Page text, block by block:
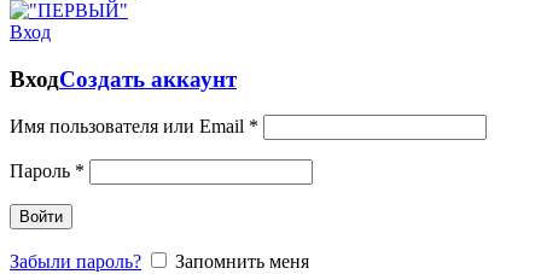
Вход
ВходСоздать аккаунт
Имя пользователя или Email *
Пароль *
Войти
Забыли пароль?
Запомнить меня